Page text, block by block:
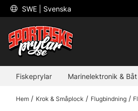
SWE | Svenska
Fiskeprylar Marinelektronik & Båt
Hem Krok & Småplock Flugbindning